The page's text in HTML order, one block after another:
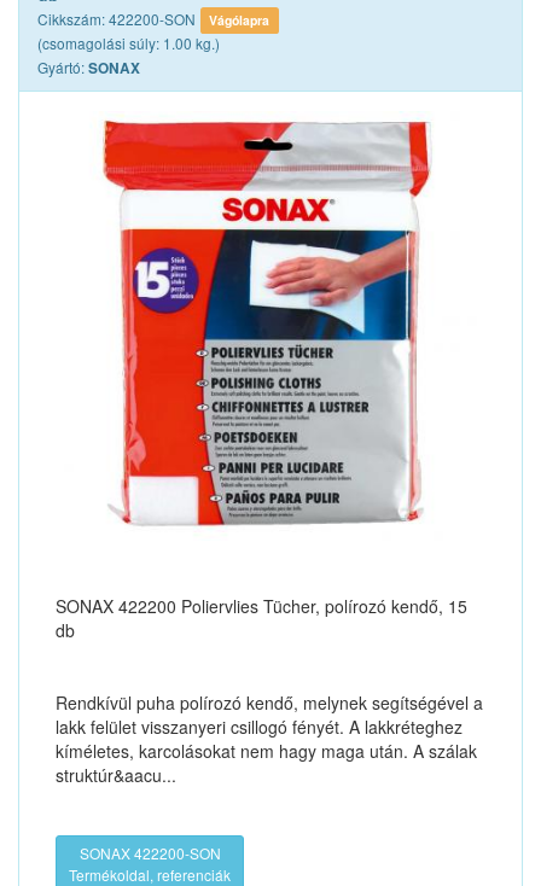
Cikkszám: 422200-SON Vágólapra
(csomagolási súly: 1.00 kg.)
Gyártó:SONAX
SONAX 422200 Poliervlies Tücher, polírozó kendő, 15
db
Rendkívül puha polírozó kendő, melynek segítségével a
lakk felület visszanyeri csillogó fényét. A lakkréteghez
kíméletes, karcolásokat nem hagy maga után. A szálak
struktúr&aacu...
SONAX 422200-SON
Termékoldal, referenciák